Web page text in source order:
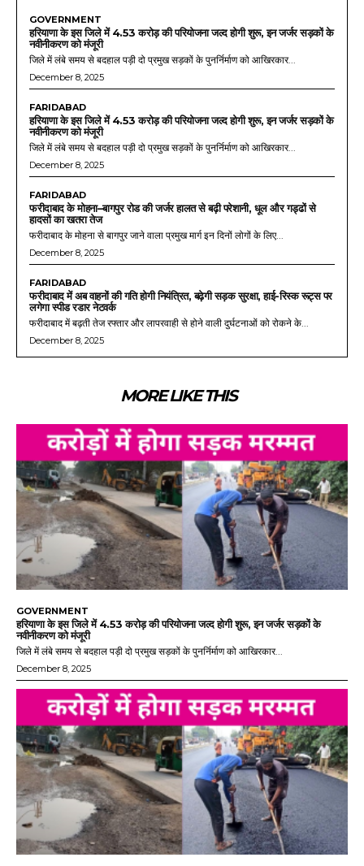
GOVERNMENT
हरियाणा के इस जिले में 4.53 करोड़ की परियोजना जल्द होगी शुरू, इन जर्जर सड़कों के
नवीनीकरण को मंजूरी
जिले में लंबे समय से बदहाल पड़ी दो प्रमुख सड़कों के पुनर्निर्माण को आखिरकार...
December 8, 2025
FARIDABAD
हरियाणा के इस जिले में 4.53 करोड़ की परियोजना जल्द होगी शुरू, इन जर्जर सड़कों के
नवीनीकरण को मंजूरी
जिले में लंबे समय से बदहाल पड़ी दो प्रमुख सड़कों के पुनर्निर्माण को आखिरकार...
December 8, 2025
FARIDABAD
फरीदाबाद के मोहना–बागपुर रोड की जर्जर हालत से बढ़ी परेशानी, धूल और गड्ढों से
हादसों का खतरा तेज
फरीदाबाद के मोहना से बागपुर जाने वाला प्रमुख मार्ग इन दिनों लोगों के लिए...
December 8, 2025
FARIDABAD
फरीदाबाद में अब वाहनों की गति होगी नियंत्रित, बढ़ेगी सड़क सुरक्षा, हाई-रिस्क रूट्स पर
लगेगा स्पीड रडार नेटवर्क
फरीदाबाद में बढ़ती तेज रफ्तार और लापरवाही से होने वाली दुर्घटनाओं को रोकने के...
December 8, 2025
MORE LIKE THIS
GOVERNMENT
हरियाणा के इस जिले में 4.53 करोड़ की परियोजना जल्द होगी शुरू, इन जर्जर सड़कों के
नवीनीकरण को मंजूरी
जिले में लंबे समय से बदहाल पड़ी दो प्रमुख सड़कों के पुनर्निर्माण को आखिरकार...
December 8, 2025